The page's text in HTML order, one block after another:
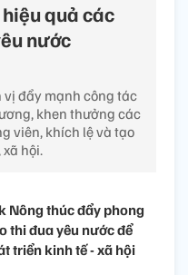
quả các
nước
đẩy mạnh công tác
khen thưởng các
viên, khích lệ và tạo
hội.
Nông thúc đẩy phong
thi đua yêu nước để
triển kinh tế - xã hội